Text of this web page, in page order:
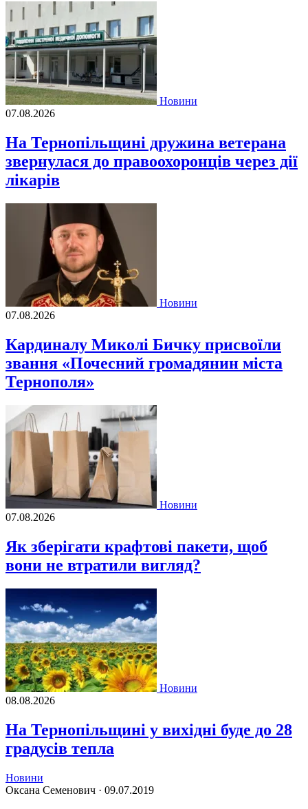
Новини
07.08.2026
На Тернопільщині дружина ветерана
звернулася до правоохоронців через дії
лікарів
Новини
07.08.2026
Кардиналу Миколі Бичку присвоїли
звання «Почесний громадянин міста
Тернополя»
Новини
07.08.2026
Як зберігати крафтові пакети, щоб
вони не втратили вигляд?
Новини
08.08.2026
На Тернопільщині у вихідні буде до 28
градусів тепла
Новини
Оксана Семенович · 09.07.2019